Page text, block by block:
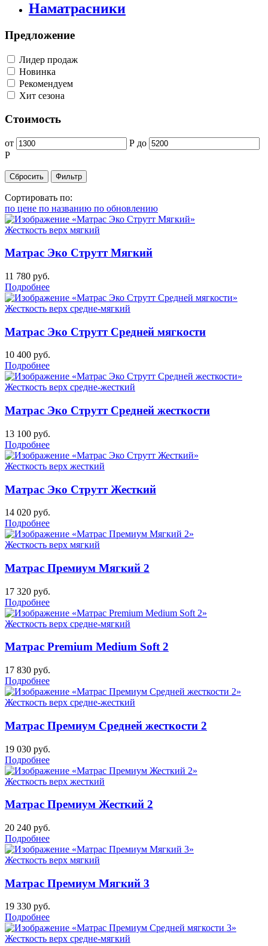
Наматрасники
Предложение
Лидер продаж
Новинка
Рекомендуем
Хит сезона
Стоимость
от Р до
Р
Сортировать по:
по цене по названию по обновлению
Жесткость верх мягкий
Матрас Эко Струтт Мягкий
11 780 руб.
Подробнее
Жесткость верх средне-мягкий
Матрас Эко Струтт Средней мягкости
10 400 руб.
Подробнее
Жесткость верх средне-жесткий
Матрас Эко Струтт Средней жесткости
13 100 руб.
Подробнее
Жесткость верх жесткий
Матрас Эко Струтт Жесткий
14 020 руб.
Подробнее
Жесткость верх мягкий
Матрас Премиум Мягкий 2
17 320 руб.
Подробнее
Жесткость верх средне-мягкий
Матрас Premium Medium Soft 2
17 830 руб.
Подробнее
Жесткость верх средне-жесткий
Матрас Премиум Средней жесткости 2
19 030 руб.
Подробнее
Жесткость верх жесткий
Матрас Премиум Жесткий 2
20 240 руб.
Подробнее
Жесткость верх мягкий
Матрас Премиум Мягкий 3
19 330 руб.
Подробнее
Жесткость верх средне-мягкий